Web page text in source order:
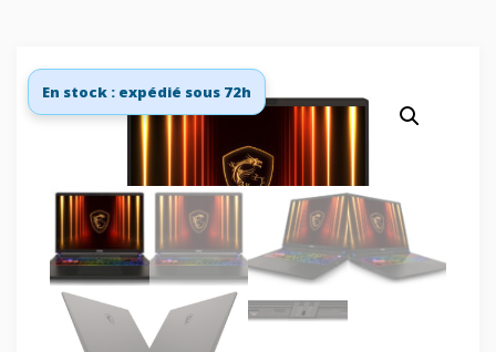
En stock : expédié sous 72h